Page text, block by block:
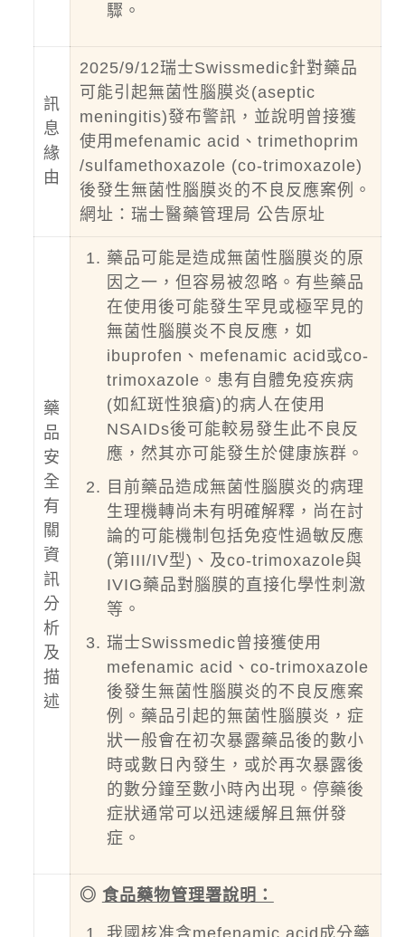
驟。
訊
息
緣
由
2025/9/12瑞士Swissmedic針對藥品
可能引起無菌性腦膜炎(aseptic
meningitis)發布警訊，並說明曾接獲
使用mefenamic acid、trimethoprim
/sulfamethoxazole (co-trimoxazole)
後發生無菌性腦膜炎的不良反應案例。
網址： 瑞士醫藥管理局 公告原址
藥
品
安
全
有
關
資
訊
分
析
及
描
述
藥品可能是造成無菌性腦膜炎的原
因之一，但容易被忽略。有些藥品
在使用後可能發生罕見或極罕見的
無菌性腦膜炎不良反應，如
ibuprofen、mefenamic acid或co-
trimoxazole。患有自體免疫疾病
(如紅斑性狼瘡)的病人在使用
NSAIDs後可能較易發生此不良反
應，然其亦可能發生於健康族群。
目前藥品造成無菌性腦膜炎的病理
生理機轉尚未有明確解釋，尚在討
論的可能機制包括免疫性過敏反應
(第III/IV型)、及co-trimoxazole與
IVIG藥品對腦膜的直接化學性刺激
等。
瑞士Swissmedic曾接獲使用
mefenamic acid、co-trimoxazole
後發生無菌性腦膜炎的不良反應案
例。藥品引起的無菌性腦膜炎，症
狀一般會在初次暴露藥品後的數小
時或數日內發生，或於再次暴露後
的數分鐘至數小時內出現。停藥後
症狀通常可以迅速緩解且無併發
症。
◎ 食品藥物管理署說明：
我國核准含mefenamic acid成分藥